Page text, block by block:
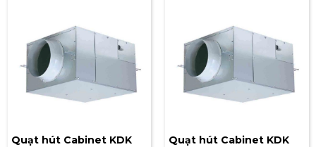
Quạt hút Cabinet KDK
Quạt hút Cabinet KDK